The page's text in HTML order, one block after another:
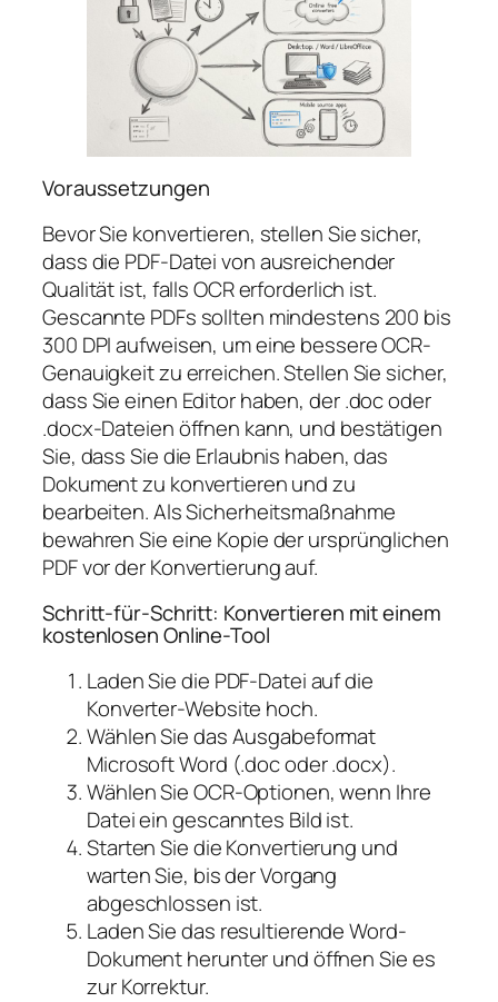
Voraussetzungen
Bevor Sie konvertieren, stellen Sie sicher,
dass die PDF-Datei von ausreichender
Qualität ist, falls OCR erforderlich ist.
Gescannte PDFs sollten mindestens 200 bis
300 DPI aufweisen, um eine bessere OCR-
Genauigkeit zu erreichen. Stellen Sie sicher,
dass Sie einen Editor haben, der .doc oder
.docx-Dateien öffnen kann, und bestätigen
Sie, dass Sie die Erlaubnis haben, das
Dokument zu konvertieren und zu
bearbeiten. Als Sicherheitsmaßnahme
bewahren Sie eine Kopie der ursprünglichen
PDF vor der Konvertierung auf.
Schritt-für-Schritt: Konvertieren mit einem
kostenlosen Online-Tool
Laden Sie die PDF-Datei auf die
Konverter-Website hoch.
Wählen Sie das Ausgabeformat
Microsoft Word (.doc oder .docx).
Wählen Sie OCR-Optionen, wenn Ihre
Datei ein gescanntes Bild ist.
Starten Sie die Konvertierung und
warten Sie, bis der Vorgang
abgeschlossen ist.
Laden Sie das resultierende Word-
Dokument herunter und öffnen Sie es
zur Korrektur.